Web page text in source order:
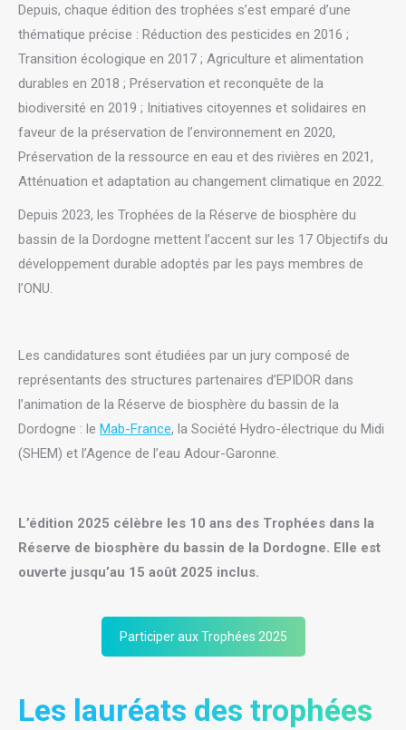
Depuis, chaque édition des trophées s’est emparé d’une
thématique précise : Réduction des pesticides en 2016 ;
Transition écologique en 2017 ; Agriculture et alimentation
durables en 2018 ; Préservation et reconquête de la
biodiversité en 2019 ; Initiatives citoyennes et solidaires en
faveur de la préservation de l’environnement en 2020,
Préservation de la ressource en eau et des rivières en 2021,
Atténuation et adaptation au changement climatique en 2022.
Depuis 2023, les Trophées de la Réserve de biosphère du
bassin de la Dordogne mettent l’accent sur les 17 Objectifs du
développement durable adoptés par les pays membres de
l’ONU.
Les candidatures sont étudiées par un jury composé de
représentants des structures partenaires d’EPIDOR dans
l’animation de la Réserve de biosphère du bassin de la
Dordogne : le Mab-France, la Société Hydro-électrique du Midi
(SHEM) et l’Agence de l’eau Adour-Garonne.
L’édition 2025 célèbre les 10 ans des Trophées dans la
Réserve de biosphère du bassin de la Dordogne. Elle est
ouverte jusqu’au 15 août 2025 inclus.
Participer aux Trophées 2025
Les lauréats des trophées